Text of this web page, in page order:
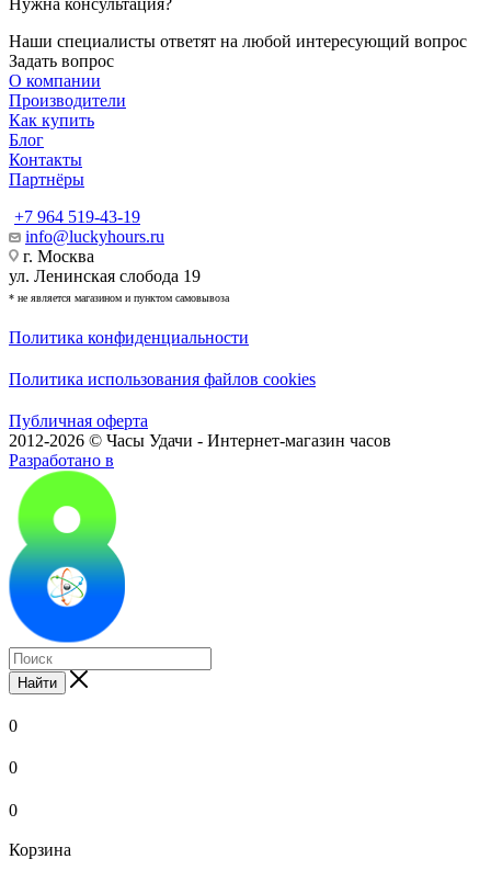
Наши специалисты ответят на любой интересующий вопрос
Задать вопрос
О компании
Производители
Как купить
Блог
Контакты
Партнёры
+7 964 519-43-19
info@luckyhours.ru
г. Москва
ул. Ленинская слобода 19
* не является магазином и пунктом самовывоза
Политика конфиденциальности
Политика использования файлов cookies
Публичная оферта
2012-2026 © Часы Удачи - Интернет-магазин часов
Разработано в
Найти
0
0
0
Корзина